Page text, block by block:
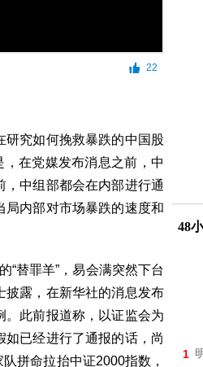
22
研究如何挽救暴跌的中国股
在党媒发布消息之前，中
中组部都会在内部进行通
局内部对市场暴跌的速度和
“替罪羊”，易会满突然下台
披露，在新华社的消息发布
。此前报道称，以证监会为
已经进行了通报的话，尚
拼命拉抬中证2000指数，
48
1